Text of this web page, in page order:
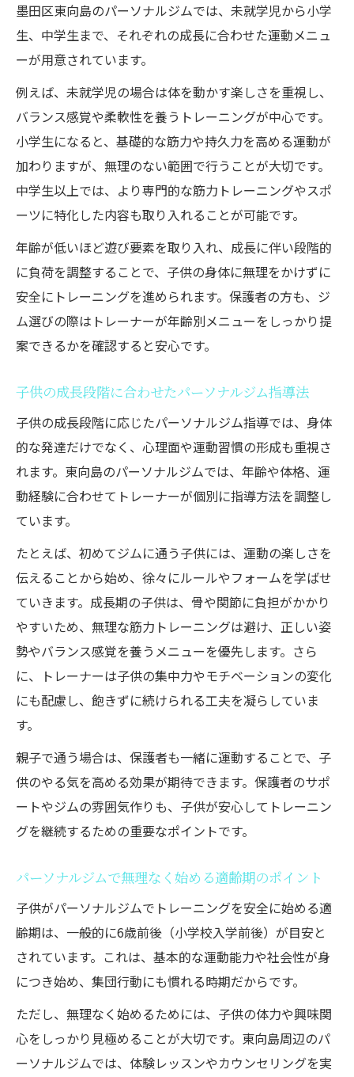
墨田区東向島のパーソナルジムでは、未就学児から小学
生、中学生まで、それぞれの成長に合わせた運動メニュ
ーが用意されています。
例えば、未就学児の場合は体を動かす楽しさを重視し、
バランス感覚や柔軟性を養うトレーニングが中心です。
小学生になると、基礎的な筋力や持久力を高める運動が
加わりますが、無理のない範囲で行うことが大切です。
中学生以上では、より専門的な筋力トレーニングやスポ
ーツに特化した内容も取り入れることが可能です。
年齢が低いほど遊び要素を取り入れ、成長に伴い段階的
に負荷を調整することで、子供の身体に無理をかけずに
安全にトレーニングを進められます。保護者の方も、ジ
ム選びの際はトレーナーが年齢別メニューをしっかり提
案できるかを確認すると安心です。
子供の成長段階に合わせたパーソナルジム指導法
子供の成長段階に応じたパーソナルジム指導では、身体
的な発達だけでなく、心理面や運動習慣の形成も重視さ
れます。東向島のパーソナルジムでは、年齢や体格、運
動経験に合わせてトレーナーが個別に指導方法を調整し
ています。
たとえば、初めてジムに通う子供には、運動の楽しさを
伝えることから始め、徐々にルールやフォームを学ばせ
ていきます。成長期の子供は、骨や関節に負担がかかり
やすいため、無理な筋力トレーニングは避け、正しい姿
勢やバランス感覚を養うメニューを優先します。さら
に、トレーナーは子供の集中力やモチベーションの変化
にも配慮し、飽きずに続けられる工夫を凝らしていま
す。
親子で通う場合は、保護者も一緒に運動することで、子
供のやる気を高める効果が期待できます。保護者のサポ
ートやジムの雰囲気作りも、子供が安心してトレーニン
グを継続するための重要なポイントです。
パーソナルジムで無理なく始める適齢期のポイント
子供がパーソナルジムでトレーニングを安全に始める適
齢期は、一般的に6歳前後（小学校入学前後）が目安と
されています。これは、基本的な運動能力や社会性が身
につき始め、集団行動にも慣れる時期だからです。
ただし、無理なく始めるためには、子供の体力や興味関
心をしっかり見極めることが大切です。東向島周辺のパ
ーソナルジムでは、体験レッスンやカウンセリングを実